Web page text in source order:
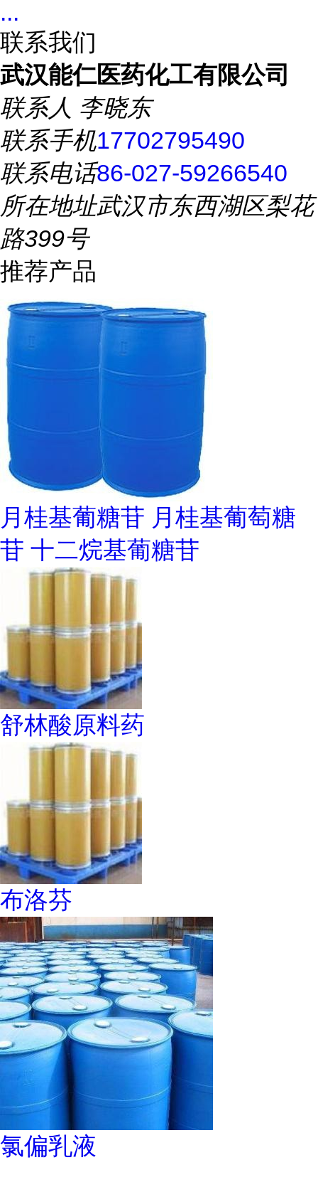
...
联系我们
武汉能仁医药化工有限公司
联系人 李晓东
联系手机17702795490
联系电话86-027-59266540
所在地址武汉市东西湖区梨花
路399号
推荐产品
月桂基葡糖苷 月桂基葡萄糖
苷 十二烷基葡糖苷
舒林酸原料药
布洛芬
氯偏乳液